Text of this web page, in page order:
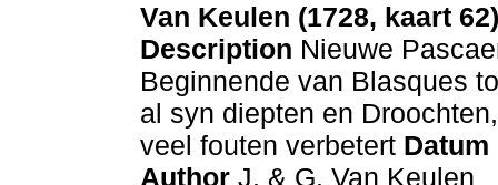
Van Keulen (1728, kaart 62)
Description Nieuwe
Beginnende van Blasques
al syn diepten en
veel fouten verbetert Datum
Author J. & G. Van Keulen